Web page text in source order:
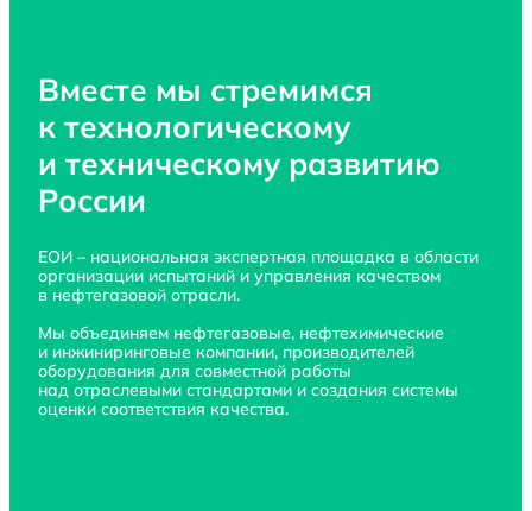
к технологическому
и техническому развитию
России
ЕОИ – национальная экспертная площадка в области
организации испытаний и управления
в нефтегазовой отрасли.
и инжиниринговые компании, производителей
оборудования для совместной
над отраслевыми стандартами и создания системы
оценки соответствия качества.